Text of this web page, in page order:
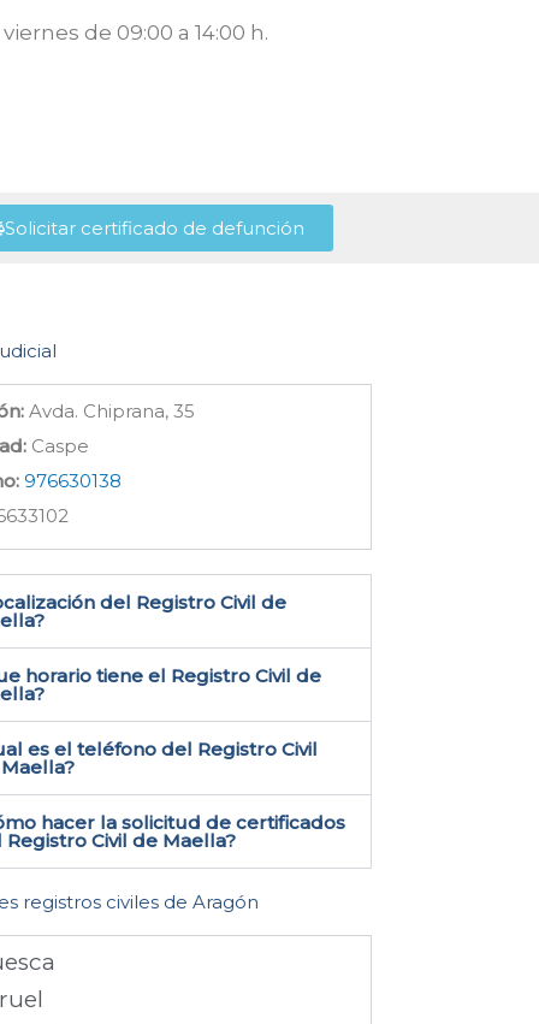
de 09:00 a 14:00 h.
Solicitar certificado de defunción
Avda. Chiprana, 35
Caspe
976630138
del Registro Civil de
horario tiene el Registro Civil de
es el teléfono del Registro Civil
hacer la solicitud de certificados
Registro Civil de Maella​?
registros civiles de Aragón